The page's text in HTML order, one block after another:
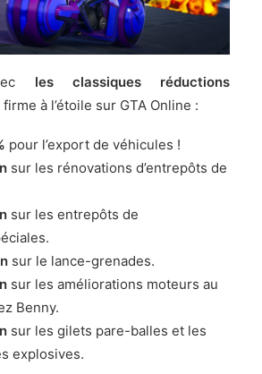
les classiques réductions
à l’étoile sur GTA Online :
pour l’export de véhicules !
sur les rénovations d’entrepôts de
sur les entrepôts de
sur le lance-grenades.
sur les améliorations moteurs au
Benny.
sur les gilets pare-balles et les
explosives.